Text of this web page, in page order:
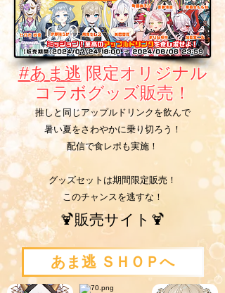
#あま逃 限定オリジナル
コラボグッズ販売！
推しと同じアップルドリンクを飲んで
暑い夏をさわやかに乗り切ろう！
配信で食レポも実施！
グッズセットは期間限定販売！
このチャンスを逃すな！
🍹販売サイト🍹
あま逃 ＳＨＯＰへ